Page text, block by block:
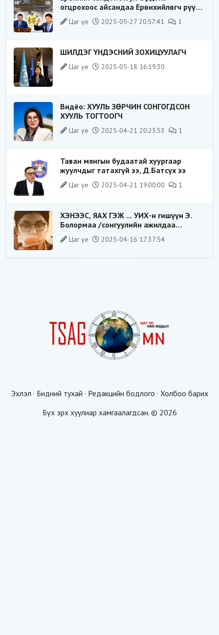
огцрохоос айсандаа Ерөнхийлөгч рүү
буруугаа чиглүүлж эхлэв үү
Цаг үе 2025-05-27 20:57:41 1
ШИЛДЭГ ҮНДЭСНИЙ ЗОХИЦУУЛАГЧ
Цаг үе 2025-05-18 16:19:30
Видёо: ХУУЛЬ ЗӨРЧИН СОНГОГДСОН
ХУУЛЬ ТОГТООГЧ
Цаг үе 2025-04-21 20:23:53 1
Таван мянгын будаатай хуургаар
жуулчдыг татахгүй ээ, Д.Батсүх ээ
Цаг үе 2025-04-21 19:00:00 1
ХЭНЭЭС, ЯАХ ГЭЖ ... УИХ-н гишүүн Э.
Болормаа /сонгуулийн ажилдаа
гадаадын компаниас хандив авсан уу/
Цаг үе 2025-04-16 17:37:54
Эхлэл · Бидний тухай · Редакцийн бодлого · Холбоо барих
Бүх эрх хуулиар хамгаалагдсан. © 2026